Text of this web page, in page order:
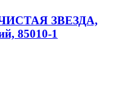
ЧИСТАЯ ЗВЕЗДА,
85010-1